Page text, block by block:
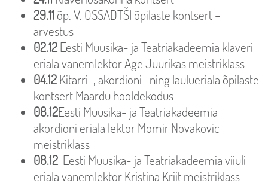
29.11 õp. V. OSSADTŠI õpilaste kontsert –
arvestus
02.12Eesti Muusika- ja Teatriakadeemia klaveri
eriala vanemlektor Age Juurikas meistriklass
04.12Kitarri-, akordioni- ning laulueriala õpilaste
kontsert Maardu hooldekodus
08.12Eesti Muusika- ja Teatriakadeemia
akordioni eriala lektor Momir Novakovic
meistriklass
08.12 Eesti Muusika- ja Teatriakadeemia viiuli
eriala vanemlektor Kristina Kriit meistriklass